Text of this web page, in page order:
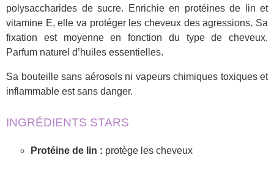
polysaccharides de sucre. Enrichie en protéines de lin et
vitamine E, elle va protéger les cheveux des agressions. Sa
fixation est moyenne en fonction du type de cheveux.
Parfum naturel d’huiles essentielles.
Sa bouteille sans aérosols ni vapeurs chimiques toxiques et
inflammable est sans danger.
INGRÉDIENTS STARS
Protéine de lin : protège les cheveux